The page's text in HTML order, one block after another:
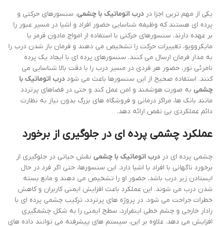
یکی از مهم ترین اجزا در درب اتوماتیک با چشمی، سنسورهای حرکتی و
پرده ای هستند که وظیفه شناسایی حضور افراد و اشیا در مسیر عبور را
بر عهده دارند. سنسورهای حرکتی با استفاده از امواج مادون قرمز یا
مایکروویو، تغییرات حرکت را تشخیص می دهند و فرمان باز شدن درب را
به مدار فرمان ارسال می کنند. سنسورهای پرده ای با ایجاد یک پرده
نامرئی نور، حضور هر فردی در مسیر درب را با دقت بالا شناسایی می
کنند. استفاده صحیح از این سنسورها باعث می شود درب اتوماتیک با
چشمی به صورت هوشمند و امن عمل کند و حتی در فضاهای پرتردد
مانند بانک ها، مراکز درمانی و فروشگاه های بزرگ بدون نیاز به نظارت
دائم عملکردی بی نقص ارائه دهد.
عملکرد چشمی پرده ای در جلوگیری از برخورد
چشمی پرده ای در درب اتوماتیک با چشمی نقش حیاتی در جلوگیری از
برخورد ناگهانی با افراد یا اشیا دارد. این سنسورها، حتی اگر فرد در حال
ایستادن زیر درب باشد، حضور او را تشخیص می دهند و مانع بسته
شدن درب می شوند. این عملکرد باعث افزایش ایمنی کاربران و کاهش
خطرات جراحت می شود. در پروژه های پرتردد، ترکیب چشمی پرده ای با
رادار خارجی و چشم خطی اینفرارد، سطح ایمنی را به شکل چشمگیری
افزایش می دهد. علاوه بر این، سیستم های پیشرفته می توانند داده های